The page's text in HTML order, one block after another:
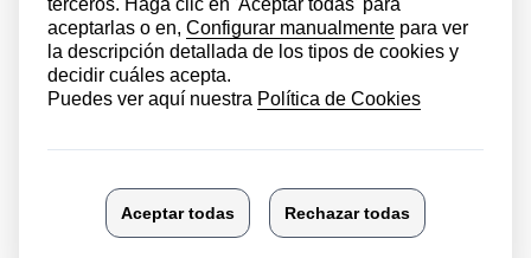
ALUMNADO CON VACANTE
ADJUDICADA EN EL PROCESO DE
ADMISIÓN DE GRADO SUPERIOR EN
EL CURSO 2026 - 2027
Documentos de interés
Calendario preinscripción y
matrículas Curso 26/27